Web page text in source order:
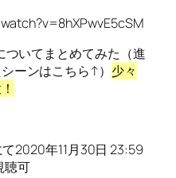
いてまとめてみた（進
ーンはこちら↑） 少々
2020年11月30日 23:59
聴可